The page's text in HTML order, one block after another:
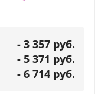
- 3 357 руб.
- 5 371 руб.
- 6 714 руб.